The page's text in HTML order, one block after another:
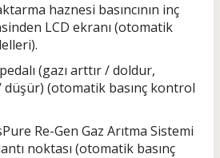
haznesi basıncının inç
LCD ekranı (otomatik
(gazı arttır / doldur,
düşür) (otomatik basınç kontrol
Re-Gen Gaz Arıtma Sistemi
noktası (otomatik basınç